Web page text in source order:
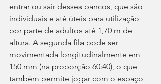
entrar ou sair desses bancos, que são
individuais e até úteis para utilização
por parte de adultos até 1,70 m de
altura. A segunda fila pode ser
movimentada longitudinalmente em
150 mm (na proporção 60:40), o que
também permite jogar com o espaço